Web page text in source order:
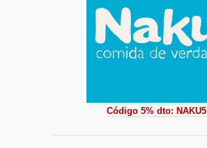
Código 5% dto: NAKU5